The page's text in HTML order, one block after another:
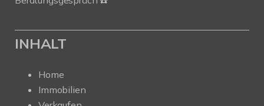
INHALT
Home
Immobilien